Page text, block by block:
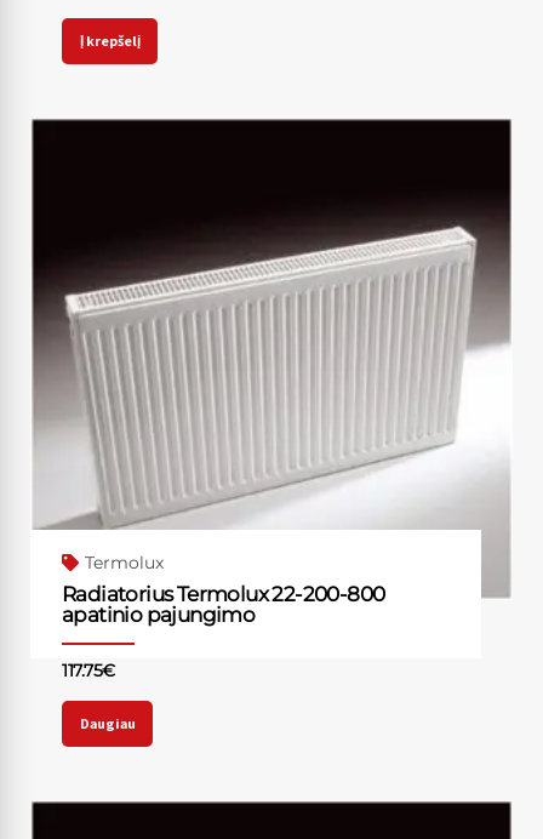
Į krepšelį
Termolux
Radiatorius Termolux 22-200-800
apatinio pajungimo
117.75€
Daugiau